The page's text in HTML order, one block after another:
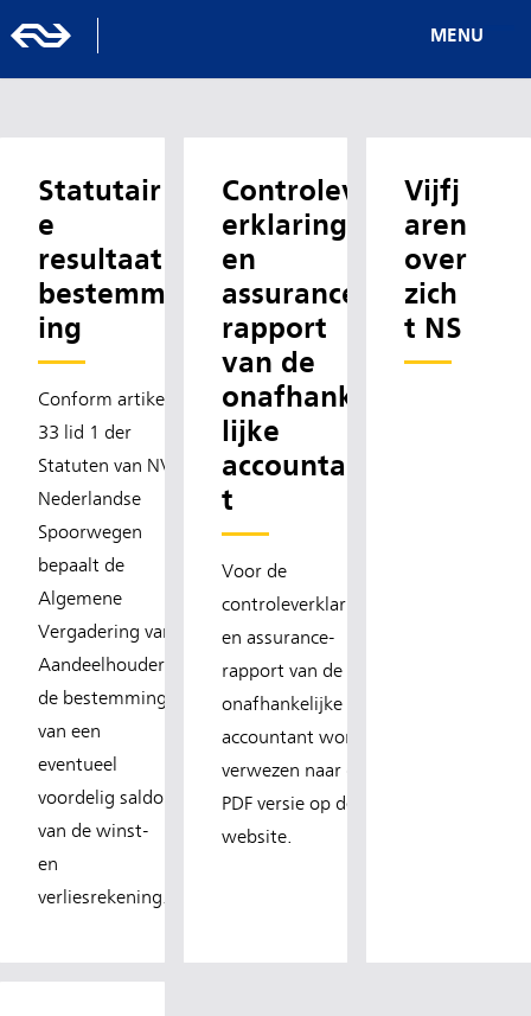
MENU
Statutair
e
resultaat
bestemm
ing
Conform artikel
33 lid 1 der
Statuten van NV
Nederlandse
Spoorwegen
bepaalt de
Algemene
Vergadering van
Aandeelhouders
de bestemming
van een
eventueel
voordelig saldo
van de winst-
en
verliesrekening.
Controlev
erklaring
en
assurance-
rapport
van de
onafhanke
lijke
accountan
t
Voor de
controleverklaring
en assurance-
rapport van de
onafhankelijke
accountant wordt
verwezen naar de
PDF versie op de
website.
Vijfj
aren
over
zich
t NS